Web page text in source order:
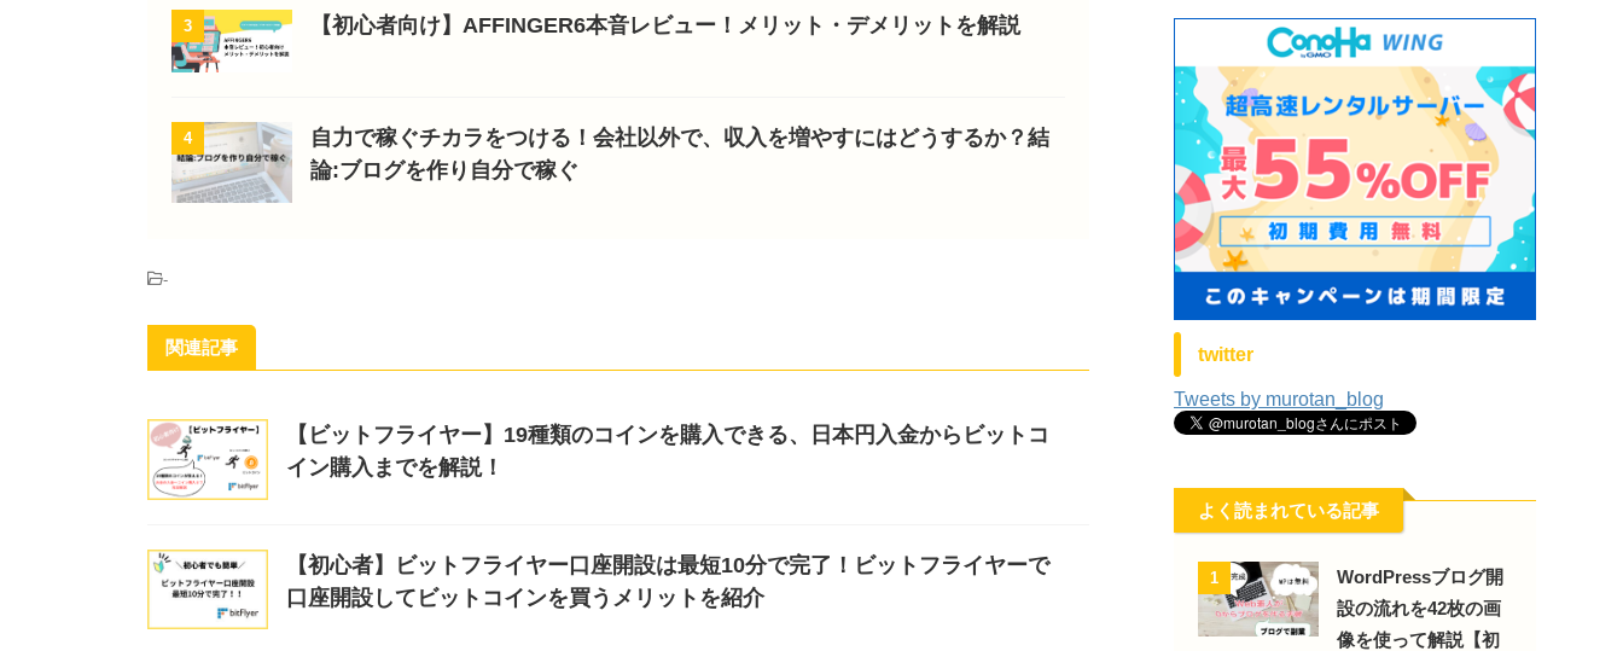
3 【初心者向け】AFFINGER6本音レビュー！メリット・デメリットを解説
4
自力で稼ぐチカラをつける！会社以外で、収入を増やすにはどうするか？結
論:ブログを作り自分で稼ぐ
-
関連記事
【ビットフライヤー】19種類のコインを購入できる、日本円入金からビットコ
イン購入までを解説！
【初心者】ビットフライヤー口座開設は最短10分で完了！ビットフライヤーで
口座開設してビットコインを買うメリットを紹介
twitter
Tweets by murotan_blog
よく読まれている記事
1
WordPressブログ開
設の流れを42枚の画
像を使って解説【初